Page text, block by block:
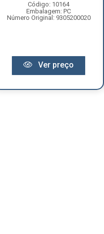
Código: 10164
Embalagem: PC
Número Original: 9305200020
Ver preço